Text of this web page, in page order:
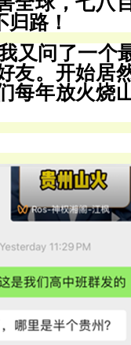
路！
又问了一个
友。开始居
每年放火烧